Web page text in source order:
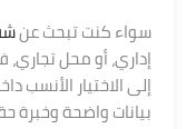
سواء كنت تبحث عن
إلى الاختيار الأنسب
بيانات واضحة